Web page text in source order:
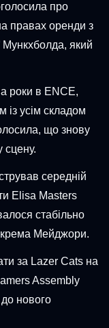
про
правах оренди з
Мункхболда, який
роки в ENCE,
із усім складом
що знову
сцену.
середній
Elisa Masters
стабільно
Мейджори.
за Lazer Cats на
Assembly
нового